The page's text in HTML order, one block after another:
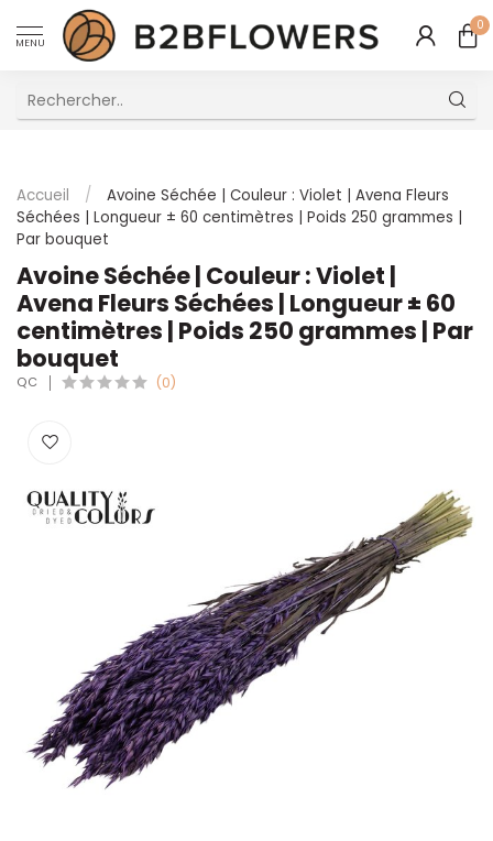
MENU
0
Accueil /
Avoine Séchée | Couleur : Violet | Avena Fleurs
Séchées | Longueur ± 60 centimètres | Poids 250 grammes |
Par bouquet
Avoine Séchée | Couleur : Violet |
Avena Fleurs Séchées | Longueur ± 60
centimètres | Poids 250 grammes | Par
bouquet
QC (0)